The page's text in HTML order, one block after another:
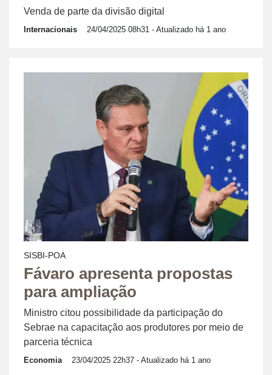
Venda de parte da divisão digital
Internacionais 24/04/2025 08h31 - Atualizado há 1 ano
SISBI-POA
Fávaro apresenta propostas
para ampliação
Ministro citou possibilidade da participação do
Sebrae na capacitação aos produtores por meio de
parceria técnica
Economia 23/04/2025 22h37 - Atualizado há 1 ano